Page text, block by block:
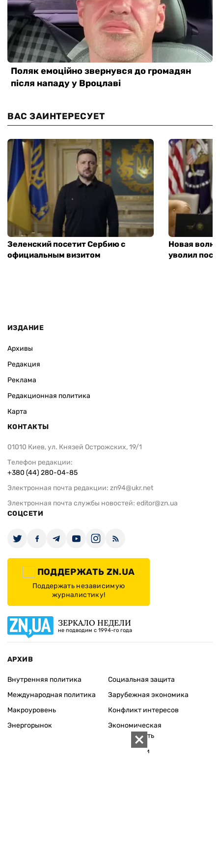
ВАС ЗАИНТЕРЕСУЕТ
Зеленский посетит Сербию с
официальным визитом
Новая
уволил
ИЗДАНИЕ
Архивы
Редакция
Реклама
Редакционная политика
Карта
КОНТАКТЫ
01010 Киев, ул. Князей Острожских, 19/1
Телефон редакции:
+380 (44) 280-04-85
Электронная почта редакции: zn94@ukr.net
Электронная почта службы новостей: editor@zn.ua
СОЦСЕТИ
ПОДДЕРЖАТЬ ZN.UA
Поддержать независимую
журналистику!
ЗЕРКАЛО НЕДЕЛИ
не подводим с 1994-го года
АРХИВ
Внутренняя политика
Международная политика
Макроуровень
Энергорынок
Социальная защита
Зарубежная экономика
Конфликт интересов
Экономическая
безопасность
Персоналии